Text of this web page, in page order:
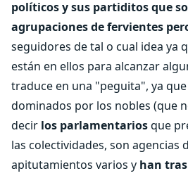
políticos y sus partiditos que
agrupaciones de fervientes
seguidores de tal o cual idea ya
están en ellos para alcanzar
traduce en una "peguita", ya
dominados por los nobles (que
decir los parlamentariosque
las colectividades, son agencias
apitutamientos varios y han